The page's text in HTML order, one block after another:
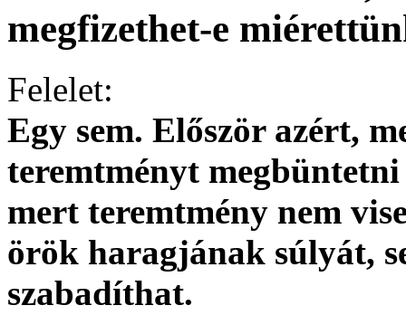
megfizethet-e
Felelet:
Egy sem. Először azért,
teremtményt
mert teremtmény nem
örök haragjának súlyát,
szabadíthat.